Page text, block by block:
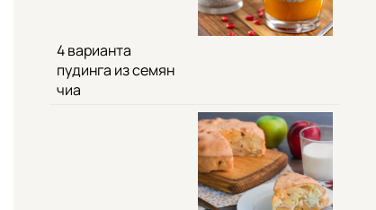
4 варианта
пудинга из семян
чиа